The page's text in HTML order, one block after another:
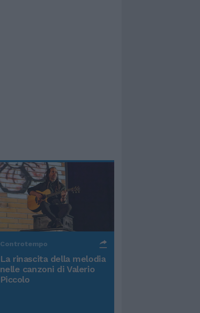
Controtempo
La rinascita della melodia
nelle canzoni di Valerio
Piccolo